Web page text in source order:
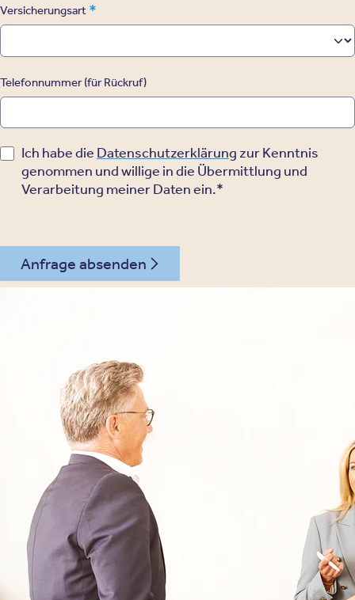
Versicherungsart *
Telefonnummer (für Rückruf)
Ich habe die Datenschutzerklärung zur Kenntnis
genommen und willige in die Übermittlung und
Verarbeitung meiner Daten ein.*
Anfrage absenden
Informationen
Für Patienten
Für Zuweiser
Für Angehörige
Über Oberberg
Kliniken für Kinder & Jugendlichen
Krankheitsbilder & Therapien
Behandlungsfelder
Therapien